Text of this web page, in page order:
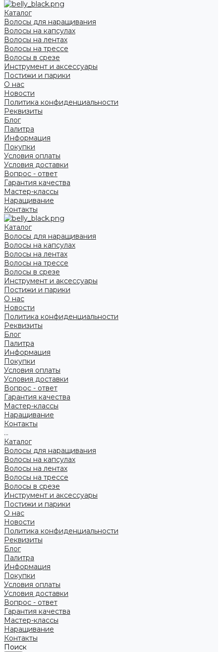
Каталог
Волосы для наращивания
Волосы на капсулах
Волосы на лентах
Волосы на трессе
Волосы в срезе
Инструмент и аксессуары
Постижи и парики
О нас
Новости
Политика конфиденциальности
Реквизиты
Блог
Палитра
Информация
Покупки
Условия оплаты
Условия доставки
Вопрос - ответ
Гарантия качества
Мастер-классы
Наращивание
Контакты
Каталог
Волосы для наращивания
Волосы на капсулах
Волосы на лентах
Волосы на трессе
Волосы в срезе
Инструмент и аксессуары
Постижи и парики
О нас
Новости
Политика конфиденциальности
Реквизиты
Блог
Палитра
Информация
Покупки
Условия оплаты
Условия доставки
Вопрос - ответ
Гарантия качества
Мастер-классы
Наращивание
Контакты
...
Каталог
Волосы для наращивания
Волосы на капсулах
Волосы на лентах
Волосы на трессе
Волосы в срезе
Инструмент и аксессуары
Постижи и парики
О нас
Новости
Политика конфиденциальности
Реквизиты
Блог
Палитра
Информация
Покупки
Условия оплаты
Условия доставки
Вопрос - ответ
Гарантия качества
Мастер-классы
Наращивание
Контакты
Поиск